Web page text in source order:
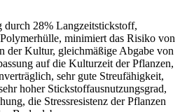
durch 28% Langzeitstickstoff,
minimiert das Risiko von
der Kultur, gleichmäßige Abgabe von
auf die Kulturzeit der Pflanzen,
sehr gute Streufähigkeit,
hoher Stickstoffausnutzungsgrad,
die Stressresistenz der Pflanzen